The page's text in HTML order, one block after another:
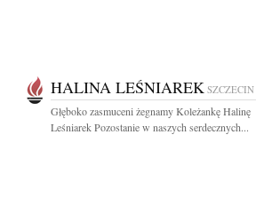
HALINA LEŚNIAREK SZCZECIN
Głęboko zasmuceni żegnamy Koleżankę Halinę
Leśniarek Pozostanie w naszych serdecznych...